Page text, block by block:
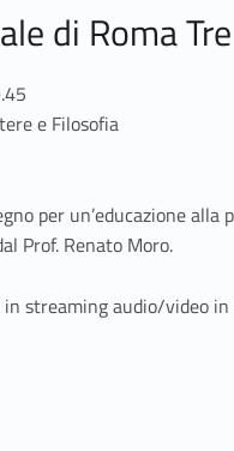
di Roma Tre
e Filosofia
per un’educazione
Prof. Renato Moro.
streaming audio/video